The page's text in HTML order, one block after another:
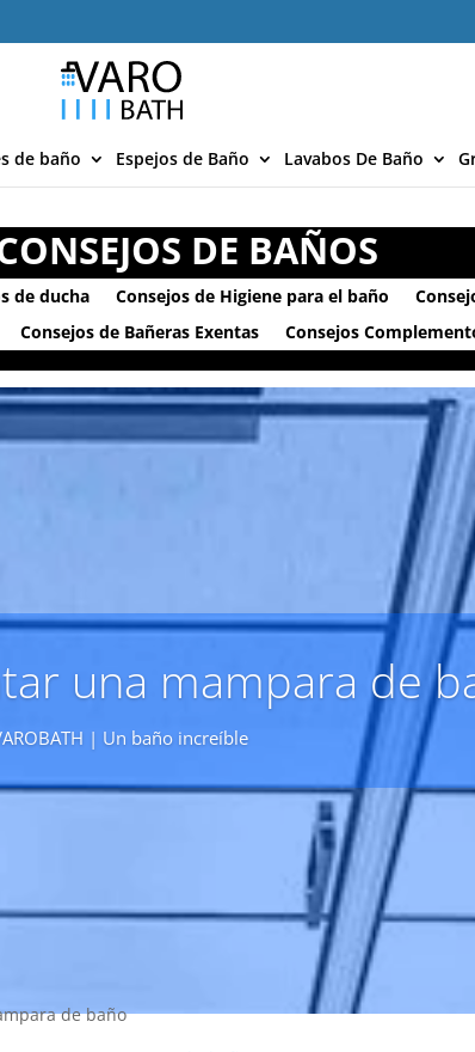
de baño Espejos de Baño Lavabos De Baño
DE BAÑOS
de ducha Consejos de Higiene para el baño
Consejos de Bañeras Exentas Consejos
una mampara de
| Un baño increíble
de baño